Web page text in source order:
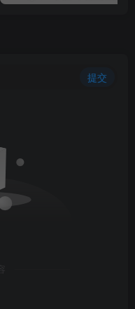
提交